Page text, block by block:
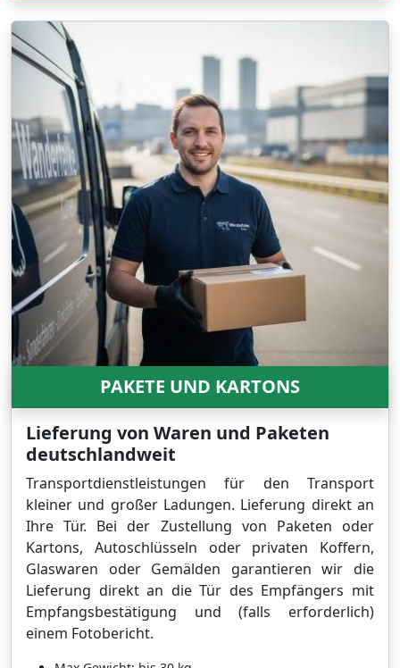
PAKETE UND KARTONS
Lieferung von Waren und Paketen
deutschlandweit
Transportdienstleistungen für den Transport
kleiner und großer Ladungen. Lieferung direkt an
Ihre Tür. Bei der Zustellung von Paketen oder
Kartons, Autoschlüsseln oder privaten Koffern,
Glaswaren oder Gemälden garantieren wir die
Lieferung direkt an die Tür des Empfängers mit
Empfangsbestätigung und (falls erforderlich)
einem Fotobericht.